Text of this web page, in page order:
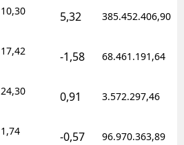
10,30 5,32 385.452.406,90
17,42 -1,58 68.461.191,64
24,30 0,91 3.572.297,46
1,74 -0,57 96.970.363,89